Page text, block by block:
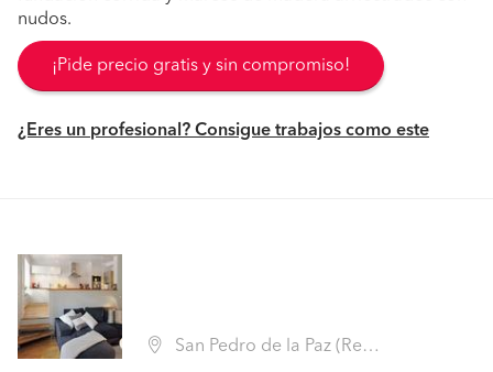
nudos.
¡Pide precio gratis y sin compromiso!
¿Eres un profesional? Consigue trabajos como este
San Pedro de la Paz (Región VIII Biobío - Concepción)